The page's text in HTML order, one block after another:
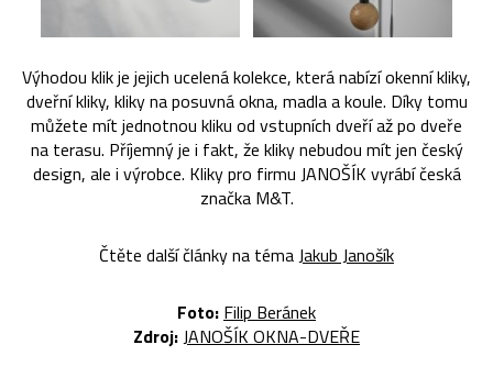
Výhodou klik je jejich ucelená kolekce, která nabízí okenní kliky,
dveřní kliky, kliky na posuvná okna, madla a koule. Díky tomu
můžete mít jednotnou kliku od vstupních dveří až po dveře
na terasu. Příjemný je i fakt, že kliky nebudou mít jen český
design, ale i výrobce. Kliky pro firmu JANOŠÍK vyrábí česká
značka M&T.
Čtěte další články na témaJakub Janošík
Foto: Filip Beránek
Zdroj:JANOŠÍK OKNA-DVEŘE